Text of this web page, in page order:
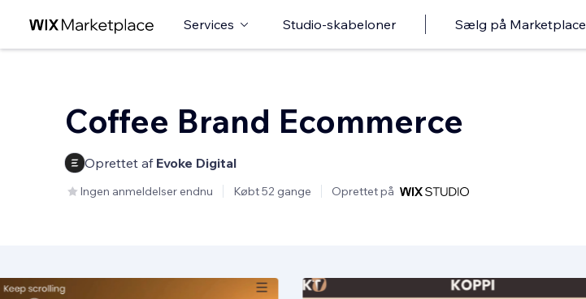
Services Studio-skabeloner Sælg på Marketplace
Coffee Brand Ecommerce
Oprettet af Evoke Digital
Ingen anmeldelser endnu Købt 52 gange Oprettet på